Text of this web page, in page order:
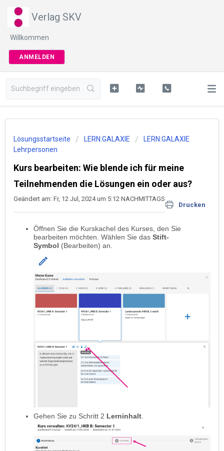
Verlag SKV
Willkommen
ANMELDEN
Lösungsstartseite LERN:GALAXIE
LERN:GALAXIE
Lehrpersonen
Kurs bearbeiten: Wie blende ich für meine
Teilnehmenden die Lösungen ein oder aus?
Drucken
Geändert am: Fr, 12 Jul, 2024 um 5:12 NACHMITTAGS
Öffnen Sie die Kurskachel des Kurses, den Sie
bearbeiten möchten. Wählen Sie das Stift-
Symbol (Bearbeiten) an.
Gehen Sie zu Schritt 2 Lerninhalt